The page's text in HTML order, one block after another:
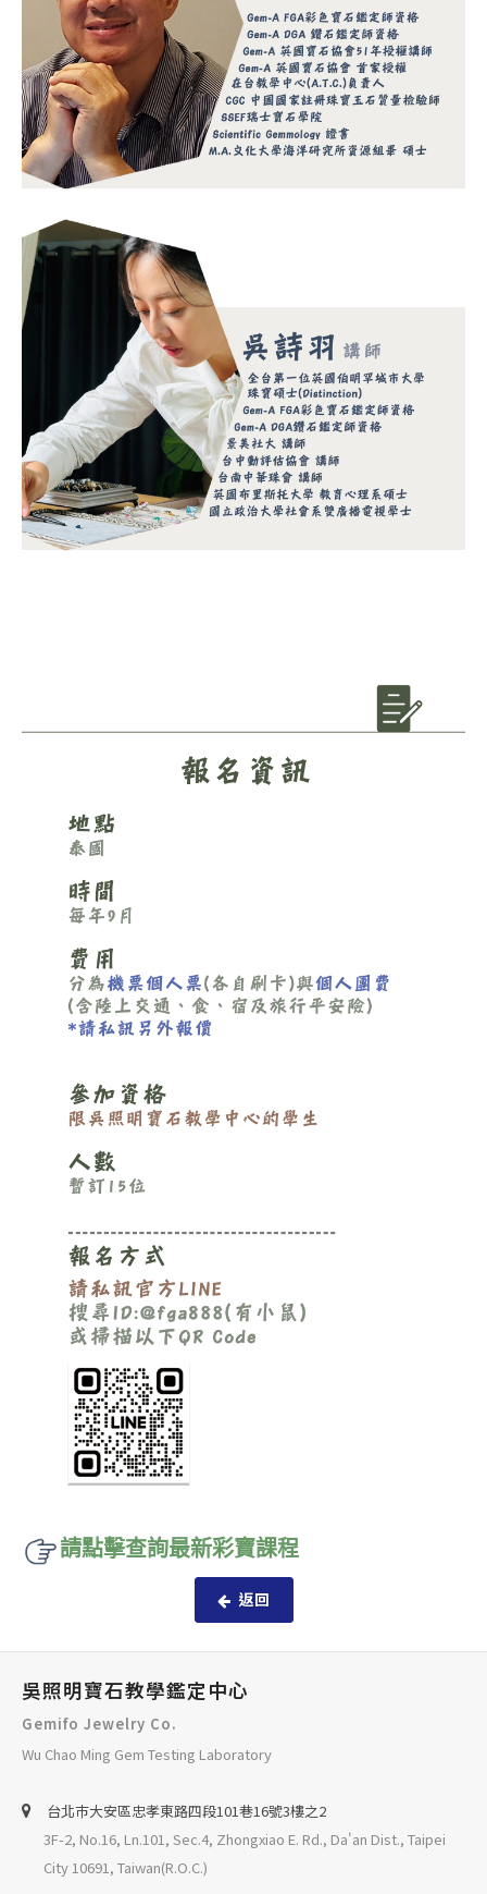
請點擊查詢最新彩寶課程
返回
吳照明寶石教學鑑定中心
Gemifo Jewelry Co.
Wu Chao Ming Gem Testing Laboratory
台北巿大安區忠孝東路四段101巷16號3樓之2
3F-2, No.16, Ln.101, Sec.4, Zhongxiao E. Rd., Da'an Dist., Taipei
City 10691, Taiwan(R.O.C.)